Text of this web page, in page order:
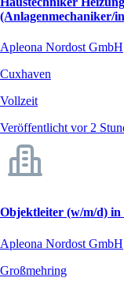
(Anlagenmechaniker/
Apleona Nordost GmbH
Cuxhaven
Vollzeit
Veröffentlicht vor 2
Objektleiter (w/m/d) in
Apleona Nordost GmbH
Großmehring